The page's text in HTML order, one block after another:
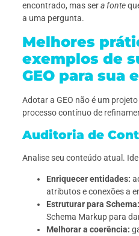
encontrado, mas sera fonte
a uma pergunta.
Melhores
exemplos de
GEO para sua
Adotar a GEO não é um
processo contínuo de
Auditoria de
Analise seu conteúdo atual.
Enriquecer entidades:
atributos e conexões a
Estruturar para Schema:
Schema Markup para
Melhorar a coerência: